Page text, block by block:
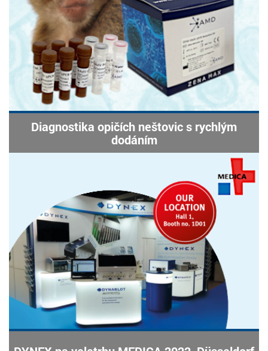
Diagnostika opičích neštovic s rychlým
dodáním